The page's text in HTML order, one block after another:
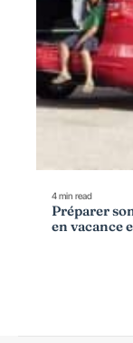
4 min read
Préparer
en vacance